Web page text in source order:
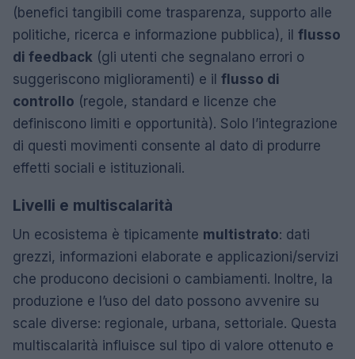
(benefici tangibili come trasparenza, supporto alle
politiche, ricerca e informazione pubblica), il flusso
di feedback (gli utenti che segnalano errori o
suggeriscono miglioramenti) e il flusso di
controllo (regole, standard e licenze che
definiscono limiti e opportunità). Solo l’integrazione
di questi movimenti consente al dato di produrre
effetti sociali e istituzionali.
Livelli e multiscalarità
Un ecosistema è tipicamente multistrato: dati
grezzi, informazioni elaborate e applicazioni/servizi
che producono decisioni o cambiamenti. Inoltre, la
produzione e l’uso del dato possono avvenire su
scale diverse: regionale, urbana, settoriale. Questa
multiscalarità influisce sul tipo di valore ottenuto e